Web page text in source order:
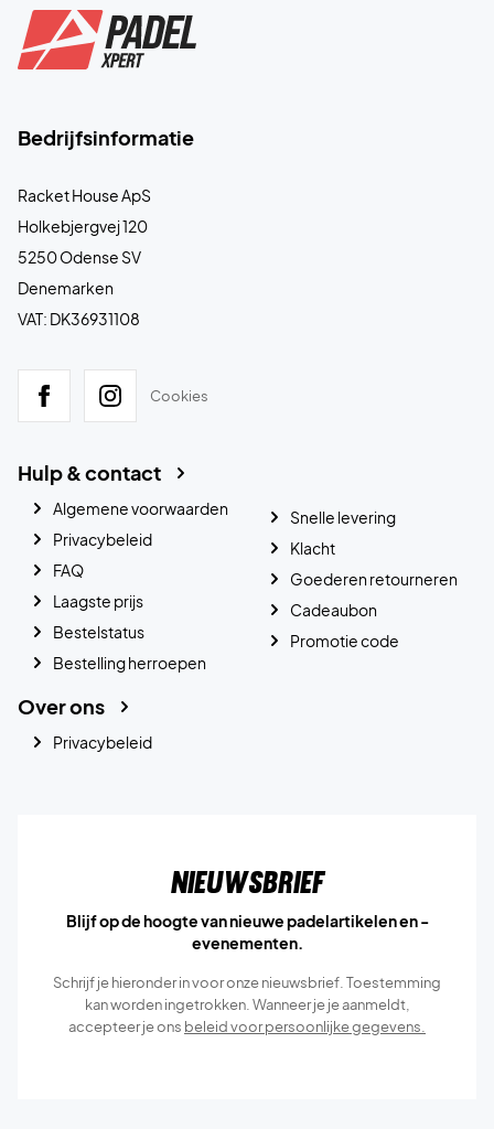
Bedrijfsinformatie
Racket House ApS
Holkebjergvej 120
5250 Odense SV
Denemarken
VAT: DK36931108
Cookies
Hulp & contact
Algemene voorwaarden
Privacybeleid
FAQ
Laagste prijs
Bestelstatus
Bestelling herroepen
Snelle levering
Klacht
Goederen retourneren
Cadeaubon
Promotie code
Over ons
Privacybeleid
Nieuwsbrief
Blijf op de hoogte van nieuwe padelartikelen en -
evenementen.
Schrijf je hieronder in voor onze nieuwsbrief. Toestemming
kan worden ingetrokken. Wanneer je je aanmeldt,
accepteer je ons beleid voor persoonlijke gegevens.